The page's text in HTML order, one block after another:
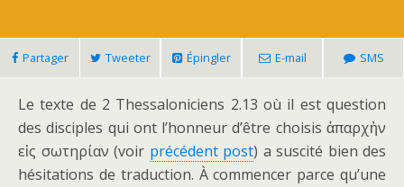
Partager Tweeter Épingler E-mail SMS
Le texte de 2 Thessaloniciens 2.13 où il est question
des disciples qui ont l’honneur d’être choisis ἀπαρχὴν
εἰς σωτηρίαν (voir précédent post) a suscité bien des
hésitations de traduction. À commencer parce qu’une